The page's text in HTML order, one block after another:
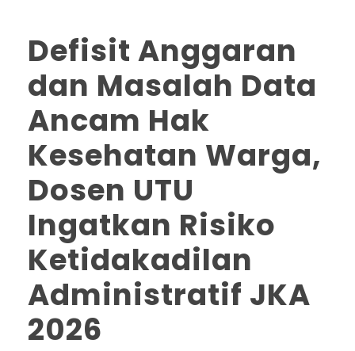
Defisit Anggaran
dan Masalah Data
Ancam Hak
Kesehatan Warga,
Dosen UTU
Ingatkan Risiko
Ketidakadilan
Administratif JKA
2026